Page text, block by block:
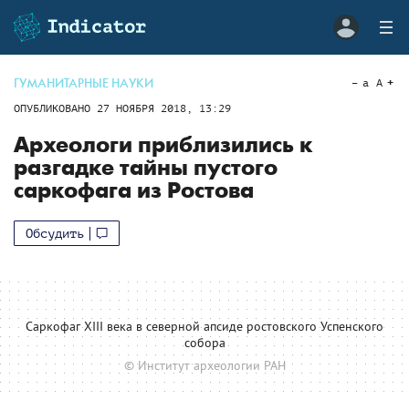
ГУМАНИТАРНЫЕ НАУКИ
ОПУБЛИКОВАНО 27 НОЯБРЯ 2018, 13:29
a A
Археологи приблизились к
разгадке тайны пустого
саркофага из Ростова
Обсудить
Саркофаг XIII века в северной апсиде ростовского Успенского
собора
© Институт археологии РАН